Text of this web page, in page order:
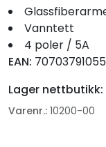
Vanntett
4 poler / 5A
EAN:
Lager nettbutikk:
Varenr.: 10200-00